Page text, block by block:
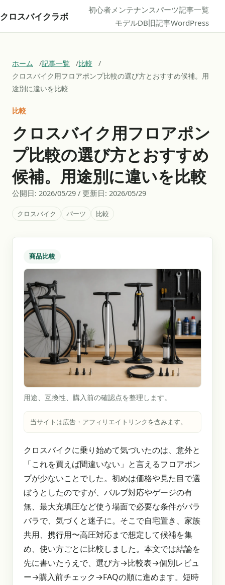
クロスバイクラボ
初心者メンテナンスパーツ記事一覧
モデルDB旧記事WordPress
ホーム 記事一覧
比較
クロスバイク用フロアポンプ比較の選び方とおすすめ候補。用
途別に違いを比較
比較
クロスバイク用フロアポン
プ比較の選び方とおすすめ
候補。用途別に違いを比較
公開日: 2026/05/29 / 更新日: 2026/05/29
クロスバイク パーツ 比較
商品比較
用途、互換性、購入前の確認点を整理します。
当サイトは広告・アフィリエイトリンクを含みます。
クロスバイクに乗り始めて気づいたのは、意外と
「これを買えば間違いない」と言えるフロアポン
プが少ないことでした。初めは価格や見た目で選
ぼうとしたのですが、バルブ対応やゲージの有
無、最大充填圧など使う場面で必要な条件がバラ
バラで、気づくと迷子に。そこで自宅置き、家族
共用、携行用〜高圧対応まで想定して候補を集
め、使い方ごとに比較しました。本文では結論を
先に書いたうえで、選び方→比較表→個別レビュ
ー→購入前チェック→FAQの順に進めます。短時